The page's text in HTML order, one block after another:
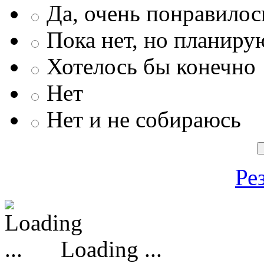
Да, очень
Пока нет, но
Хотелось бы конечно
Нет
Нет и не собираюсь
Loading ...